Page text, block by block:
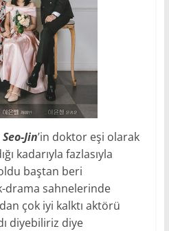
Seo-Jin’in doktor eşi olarak
kadarıyla fazlasıyla
baştan beri
drama sahnelerinde
çok iyi kalktı aktörü
diyebiliriz diye